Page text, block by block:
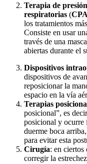
Terapia de
respiratorias (
los tratamientos
Consiste en usar
través de una
abiertas durante el
Dispositivos
dispositivos de
reposicionar la
espacio en la vía
Terapias
posicional”, es
posicional y ocurre
duerme boca
para evitar esta
Cirugía: en ciertos
corregir la